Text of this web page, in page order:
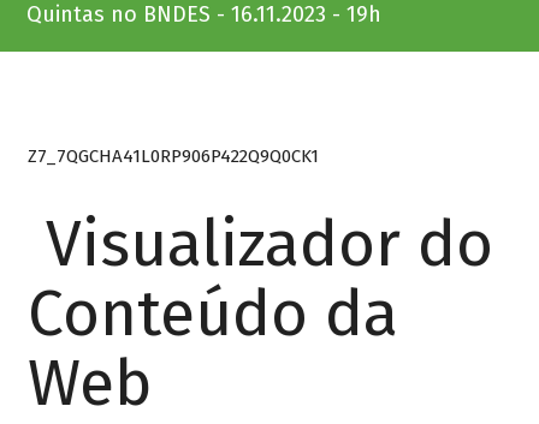
Quintas no BNDES - 16.11.2023 - 19h
Z7_7QGCHA41L0RP906P422Q9Q0CK1
Visualizador do
Conteúdo da
Web